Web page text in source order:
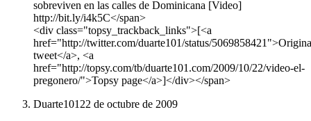
sobreviven en las calles de Dominicana [Video]
http://bit.ly/i4k5C</span>
<div class="topsy_trackback_links">[<a
href="http://twitter.com/duarte101/status/
tweet</a>, <a
href="http://topsy.com/tb/duarte101.com/2009/10/22/video-el-
pregonero/">Topsy page</a>]</div></span>
Duarte101 22 de octubre de 2009